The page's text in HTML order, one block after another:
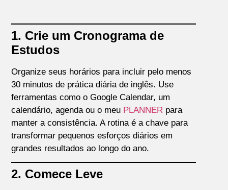
1. Crie um Cronograma de
Estudos
Organize seus horários para incluir pelo menos
30 minutos de prática diária de inglês. Use
ferramentas como o Google Calendar, um
calendário, agenda ou o meu PLANNER para
manter a consistência. A rotina é a chave para
transformar pequenos esforços diários em
grandes resultados ao longo do ano.
2. Comece Leve